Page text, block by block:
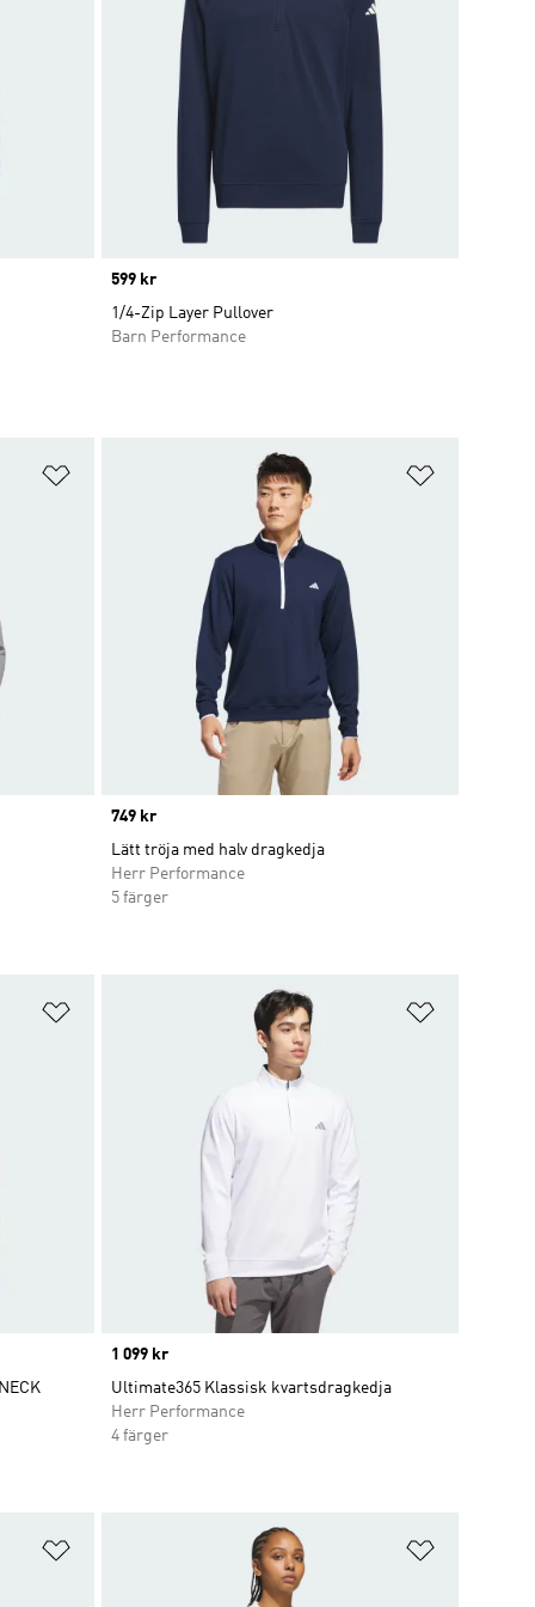
Price
599 kr
1/4-Zip Layer Pullover
Barn Performance
Lägg till på önskelistan
Price
749 kr
Lätt tröja med halv dragkedja
Herr Performance
5 färger
Lägg till på önskelistan
Price
1 099 kr
Ultimate365 Klassisk kvartsdragkedja
Herr Performance
4 färger
Lägg till på önskelistan